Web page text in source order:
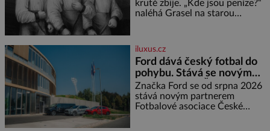
nedokážeme představit. Její
příběh je
krutě zbije. „Kde jsou peníze?“
naléhá Grasel na starou
nemůže, protože žádné nemá,
spokojí se lupič s několika
měďáky a štůčky látky. Zraněná
žena pár dní nato umírá. Je to
muž nebývale krutý. Jeho činy
budí hrůzu ještě dlouho po jeho
smrti
iluxus.cz
Ford dává český fotbal do
pohybu. Stává se novým
partnerem FAČR
Značka Ford se od srpna 2026
stává novým partnerem
Fotbalové asociace České